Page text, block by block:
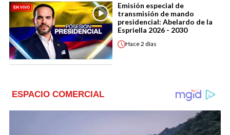
Emisión especial de
transmisión de mando
presidencial: Abelardo de la
Espriella 2026 - 2030
Hace2 días